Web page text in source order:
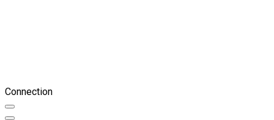
Connection